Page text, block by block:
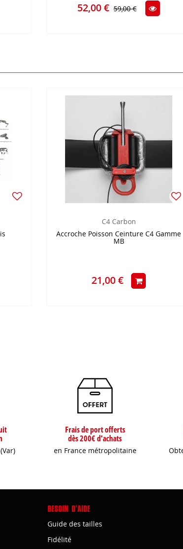
52,00 € 59,00 €
C4 Carbon
Accroche Poisson Ceinture C4 Gamme
MB
21,00 €
Frais de port offerts
dès 200€ d'achats
en France métropolitaine
BESOIN D'AIDE
Guide des tailles
Fidélité